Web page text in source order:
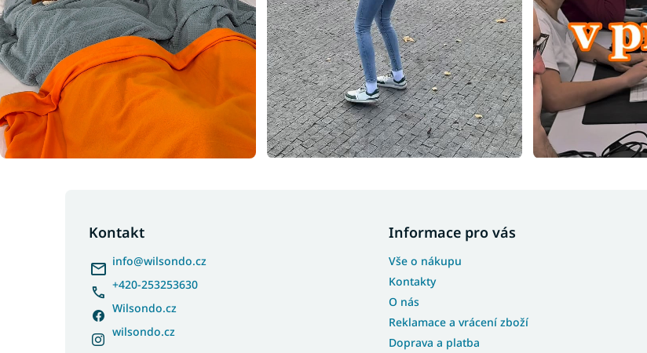
Kontakt
info@wilsondo.cz
+420-253253630
Wilsondo.cz
wilsondo.cz
Informace pro vás
Vše o nákupu
Kontakty
O nás
Reklamace a vrácení zboží
Doprava a platba